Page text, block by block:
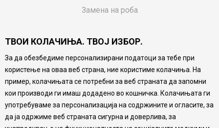
Замена на роба
Ваучери
Product Finder
FAQs
Настојуваме да бидеме што попрецизни во описот на
производите, прикажување на слики и цени, но не
можеме да гарантираме дека сите информации се
ТВОИ КОЛАЧИЊА. ТВОЈ ИЗБОР.
За да обезбедиме персонализирани податоци за тебе при
користење на оваа веб страна, ние користиме колачиња. На
пример, колачињата се потребни за веб страната да запомни
кои производи ги имаш додадено во кошничка. Колачињата ги
употребуваме за персонализација на содржините и огласите, за
да ја одржиме веб страната сигурна и доверлива, за